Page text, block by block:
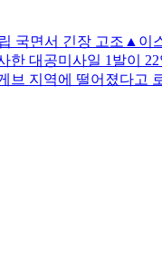
국면서 긴장 고조▲이
한 대공미사일 1발이
브 지역에 떨어졌다고